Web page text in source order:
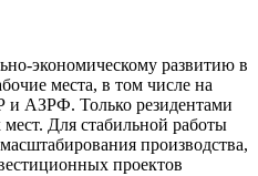
экономическому развитию в
места, в том числе на
и АЗРФ. Только резидентами
Для стабильной работы
производства,
проектов